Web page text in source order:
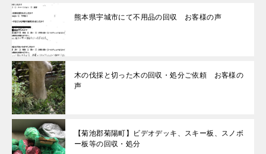
熊本県宇城市にて不用品の回収 お客様の声
木の伐採と切った木の回収・処分ご依頼 お客様の
声
【菊池郡菊陽町】ビデオデッキ、スキー板、スノボ
ー板等の回収・処分